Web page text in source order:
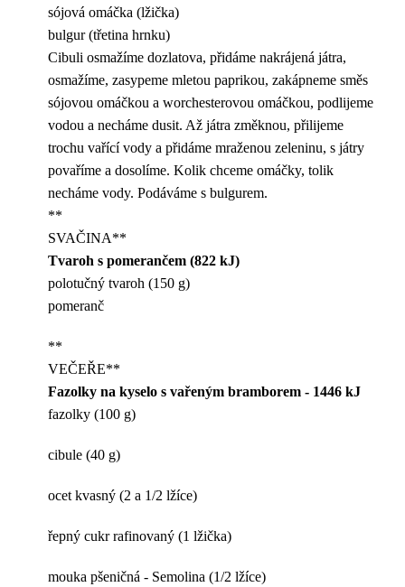
sójová omáčka (lžička)
bulgur (třetina hrnku)
Cibuli osmažíme dozlatova, přidáme nakrájená játra,
osmažíme, zasypeme mletou paprikou, zakápneme směs
sójovou omáčkou a worchesterovou omáčkou, podlijeme
vodou a necháme dusit. Až játra změknou, přilijeme
trochu vařící vody a přidáme mraženou zeleninu, s játry
povaříme a dosolíme. Kolik chceme omáčky, tolik
necháme vody. Podáváme s bulgurem.
**
SVAČINA**
Tvaroh s pomerančem (822 kJ)
polotučný tvaroh (150 g)
pomeranč
**
VEČEŘE**
Fazolky na kyselo s vařeným bramborem - 1446 kJ
fazolky (100 g)
cibule (40 g)
ocet kvasný (2 a 1/2 lžíce)
řepný cukr rafinovaný (1 lžička)
mouka pšeničná - Semolina (1/2 lžíce)